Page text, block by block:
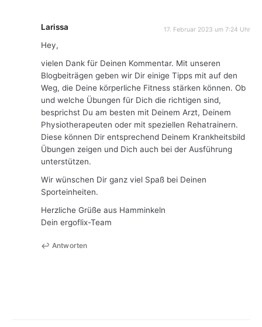
Larissa 17. Februar 2023 um 7:24 Uhr
Hey,
vielen Dank für Deinen Kommentar. Mit unseren
Blogbeiträgen geben wir Dir einige Tipps mit auf den
Weg, die Deine körperliche Fitness stärken können. Ob
und welche Übungen für Dich die richtigen sind,
besprichst Du am besten mit Deinem Arzt, Deinem
Physiotherapeuten oder mit speziellen Rehatrainern.
Diese können Dir entsprechend Deinem Krankheitsbild
Übungen zeigen und Dich auch bei der Ausführung
unterstützen.
Wir wünschen Dir ganz viel Spaß bei Deinen
Sporteinheiten.
Herzliche Grüße aus Hamminkeln
Dein ergoflix-Team
Antworten